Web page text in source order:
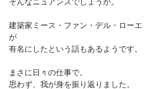
そんなニュアンスでしょうか。
建築家ミース・ファン・デル・ローエ
が
有名にしたという話もあるようです。
まさに日々の仕事で。
思わず、我が身を振り返りました。